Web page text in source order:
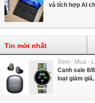
và tích hợp AI
Tin mới nhất
Xem - Mua -
Canh sale 8/
loạt giảm